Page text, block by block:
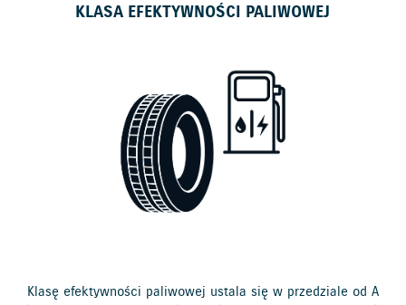
KLASA EFEKTYWNOŚCI PALIWOWEJ
Klasę efektywności paliwowej ustala się w przedziale od A